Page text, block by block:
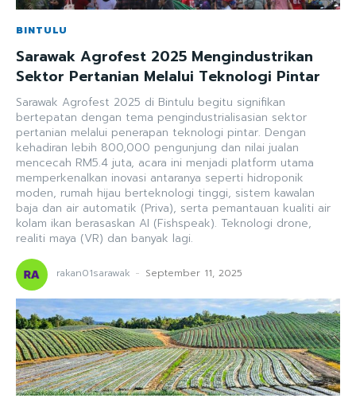
BINTULU
Sarawak Agrofest 2025 Mengindustrikan
Sektor Pertanian Melalui Teknologi Pintar
Sarawak Agrofest 2025 di Bintulu begitu signifikan
bertepatan dengan tema pengindustrialisasian sektor
pertanian melalui penerapan teknologi pintar. Dengan
kehadiran lebih 800,000 pengunjung dan nilai jualan
mencecah RM5.4 juta, acara ini menjadi platform utama
memperkenalkan inovasi antaranya seperti hidroponik
moden, rumah hijau berteknologi tinggi, sistem kawalan
baja dan air automatik (Priva), serta pemantauan kualiti air
kolam ikan berasaskan AI (Fishspeak). Teknologi drone,
realiti maya (VR) dan banyak lagi.
rakan01sarawak - September 11, 2025